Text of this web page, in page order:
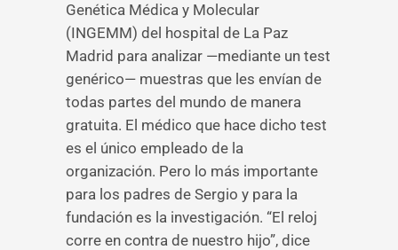
Genética Médica y Molecular
(INGEMM) del hospital de La Paz
Madrid para analizar —mediante un test
genérico— muestras que les envían de
todas partes del mundo de manera
gratuita. El médico que hace dicho test
es el único empleado de la
organización. Pero lo más importante
para los padres de Sergio y para la
fundación es la investigación. “El reloj
corre en contra de nuestro hijo”, dice